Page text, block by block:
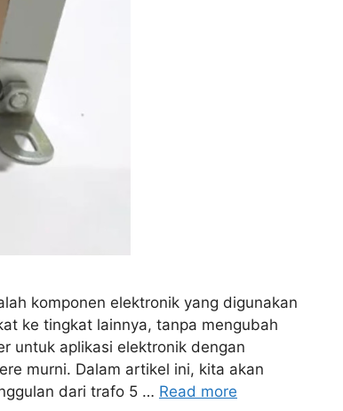
komponen elektronik yang digunakan
ke tingkat lainnya, tanpa mengubah
untuk aplikasi elektronik dengan
murni. Dalam artikel ini, kita akan
dari trafo 5 … Read more